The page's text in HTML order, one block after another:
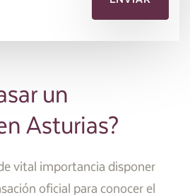
un
Asturias?
vital importancia disponer
oficial para conocer el